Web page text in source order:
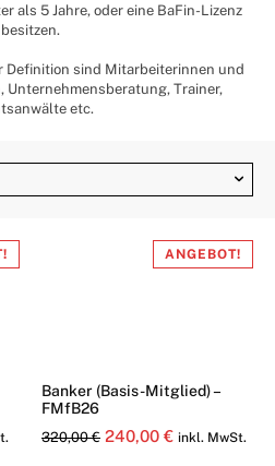
als 5 Jahre, oder eine BaFin-Lizenz
besitzen.
Definition sind Mitarbeiterinnen und
Unternehmensberatung, Trainer,
etc.
ANGEBOT!
Banker (Basis-Mitglied) –
FMfB26
320,00€ Ursprünglicher
240,00 €Aktueller
inkl. MwSt.